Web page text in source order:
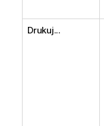
Drukuj...